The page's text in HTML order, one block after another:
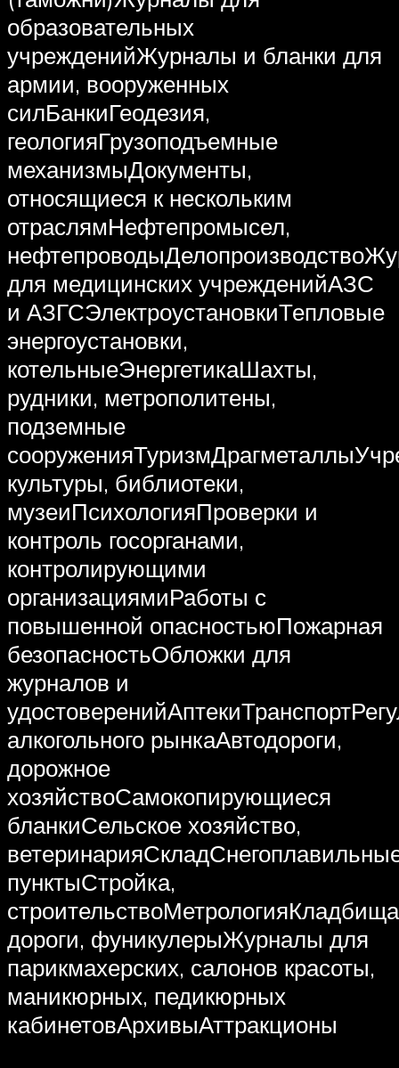
образовательных
учрежденийЖурналы и бланки для
армии, вооруженных
силБанкиГеодезия,
геологияГрузоподъемные
механизмыДокументы,
относящиеся к нескольким
отраслямНефтепромысел,
для медицинских учрежденийАЗС
и АЗГСЭлектроустановкиТепловые
энергоустановки,
котельныеЭнергетикаШахты,
рудники, метрополитены,
подземные
культуры, библиотеки,
музеиПсихологияПроверки и
контроль госорганами,
контролирующими
организациямиРаботы с
повышенной опасностьюПожарная
безопасностьОбложки для
журналов и
алкогольного рынкаАвтодороги,
дорожное
хозяйствоСамокопирующиеся
бланкиСельское хозяйство,
пунктыСтройка,
дороги, фуникулерыЖурналы для
парикмахерских, салонов красоты,
маникюрных, педикюрных
кабинетовАрхивыАттракционы